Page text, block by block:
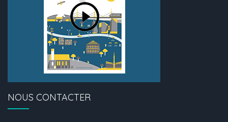
NOUS CONTACTER